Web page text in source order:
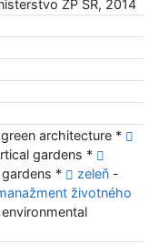
ŽP SR, 2014
architecture *
gardens *
* zeleň-
životného